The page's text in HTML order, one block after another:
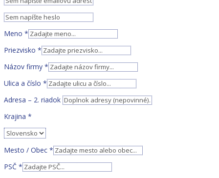
Meno *
Priezvisko *
Názov firmy *
Ulica a číslo *
Adresa – 2. riadok
Krajina *
Mesto / Obec *
PSČ *